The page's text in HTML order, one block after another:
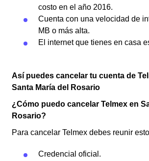
costo en el año 2016.
Cuenta con una velocidad de
MB o más alta.
El internet que tienes en casa
Así puedes cancelar tu cuenta de
Santa María del Rosario
¿Cómo puedo cancelar Telmex en
Rosario?
Para cancelar Telmex debes reunir
Credencial oficial.